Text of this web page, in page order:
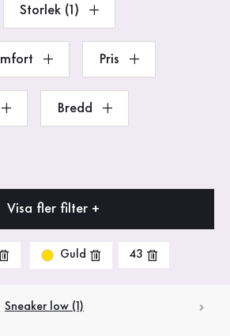
Storlek (1)
Pris
Bredd
Visa fler filter +
Guld 43
Sneaker low (1)